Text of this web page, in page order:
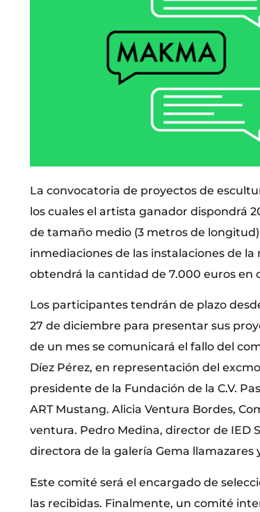
La convocatoria de proyectos de
los cuales el artista ganador dispondrá
de tamaño medio (3 metros de
inmediaciones de las instalaciones de
obtendrá la cantidad de 7.000 euros en
Los participantes tendrán de plazo
27 de diciembre para presentar sus
de un mes se comunicará el fallo del
Díez Pérez, en representación del
presidente de la Fundación de la C.V.
ART Mustang. Alicia Ventura Bordes,
ventura. Pedro Medina, director de IED
directora de la galería Gema llamazares
Este comité será el encargado de
las recibidas. Finalmente, un comité